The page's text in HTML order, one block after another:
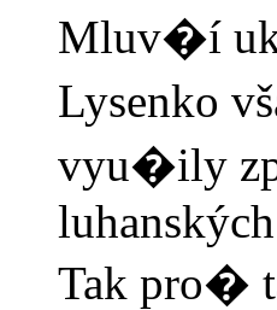
Mluv�í
Lysenko
vyu�ily
Tak pro�